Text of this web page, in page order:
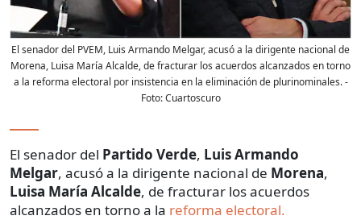
El senador del PVEM, Luis Armando Melgar, acusó a la dirigente nacional de
Morena, Luisa María Alcalde, de fracturar los acuerdos alcanzados en torno
a la reforma electoral por insistencia en la eliminación de plurinominales.-
Foto:Cuartoscuro
El senador del Partido Verde, Luis Armando
Melgar, acusó a la dirigente nacional de Morena,
Luisa María Alcalde, de fracturar los acuerdos
alcanzados en torno a la reforma electoral.